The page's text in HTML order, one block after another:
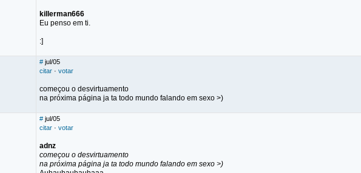
killerman666
Eu penso em ti.
:]
# jul/05
citar · votar
começou o desvirtuamento
na próxima página ja ta todo mundo falando em sexo >)
# jul/05
citar · votar
adnz
começou o desvirtuamento
na próxima página ja ta todo mundo falando em sexo >)